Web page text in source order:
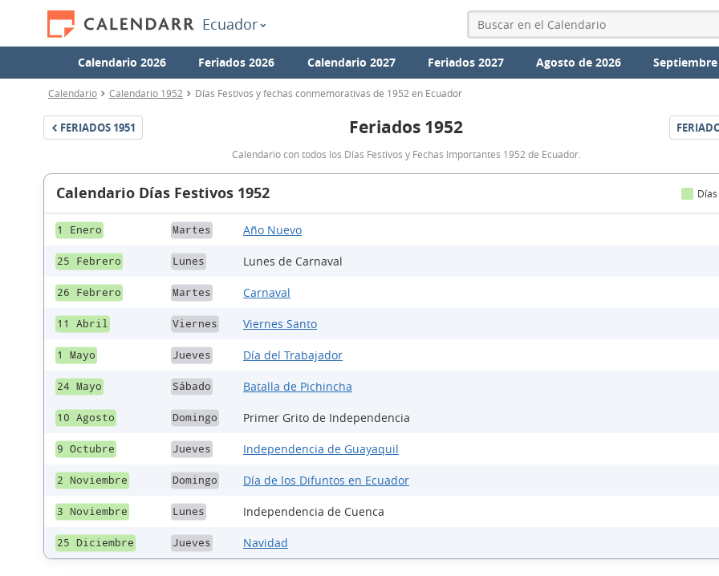
Ecuador
Calendario 2026 Feriados 2026 Calendario 2027 Feriados 2027 Agosto de 2026
Calendario Calendario 1952 Días Festivos y fechas conmemorativas de 1952 en Ecuador
FERIADOS 1951
Feriados
Ecuador
Feriados 1952
Calendario con todos los Días Festivos y Fechas Importantes 1952 de Ecuador.
Calendario Días Festivos 1952
1 Enero Martes Año Nuevo
25 Febrero Lunes Lunes de Carnaval
26 Febrero Martes Carnaval
11 Abril Viernes Viernes Santo
1 Mayo Jueves Día del Trabajador
24 Mayo Sábado Batalla de Pichincha
10 Agosto Domingo Primer Grito de Independencia
9 Octubre Jueves Independencia de Guayaquil
2 Noviembre Domingo Día de los Difuntos en Ecuador
3 Noviembre Lunes Independencia de Cuenca
25 Diciembre Jueves Navidad